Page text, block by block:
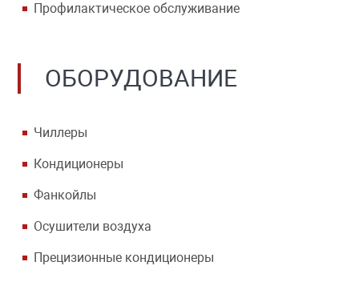
Профилактическое обслуживание
ОБОРУДОВАНИЕ
Чиллеры
Кондиционеры
Фанкойлы
Осушители воздуха
Прецизионные кондиционеры